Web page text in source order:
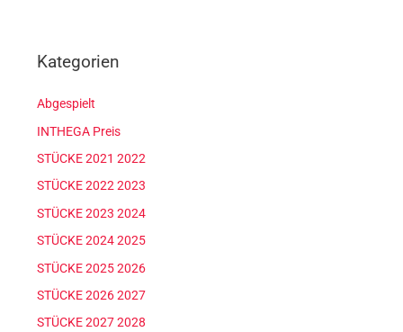
Kategorien
Abgespielt
INTHEGA Preis
STÜCKE 2021 2022
STÜCKE 2022 2023
STÜCKE 2023 2024
STÜCKE 2024 2025
STÜCKE 2025 2026
STÜCKE 2026 2027
STÜCKE 2027 2028